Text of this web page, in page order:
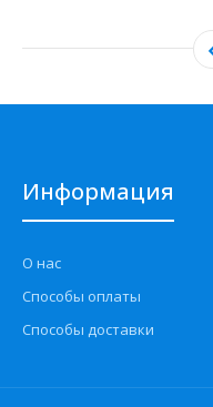
Информация
О нас
Способы оплаты
Способы доставки